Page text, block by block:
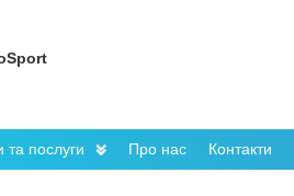
та послуги Про нас Контакти